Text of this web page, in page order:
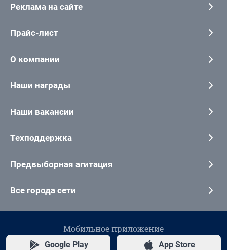
Реклама на сайте
Прайс-лист
О компании
Наши награды
Наши вакансии
Техподдержка
Предвыборная агитация
Все города сети
Мобильное приложение
Google Play App Store